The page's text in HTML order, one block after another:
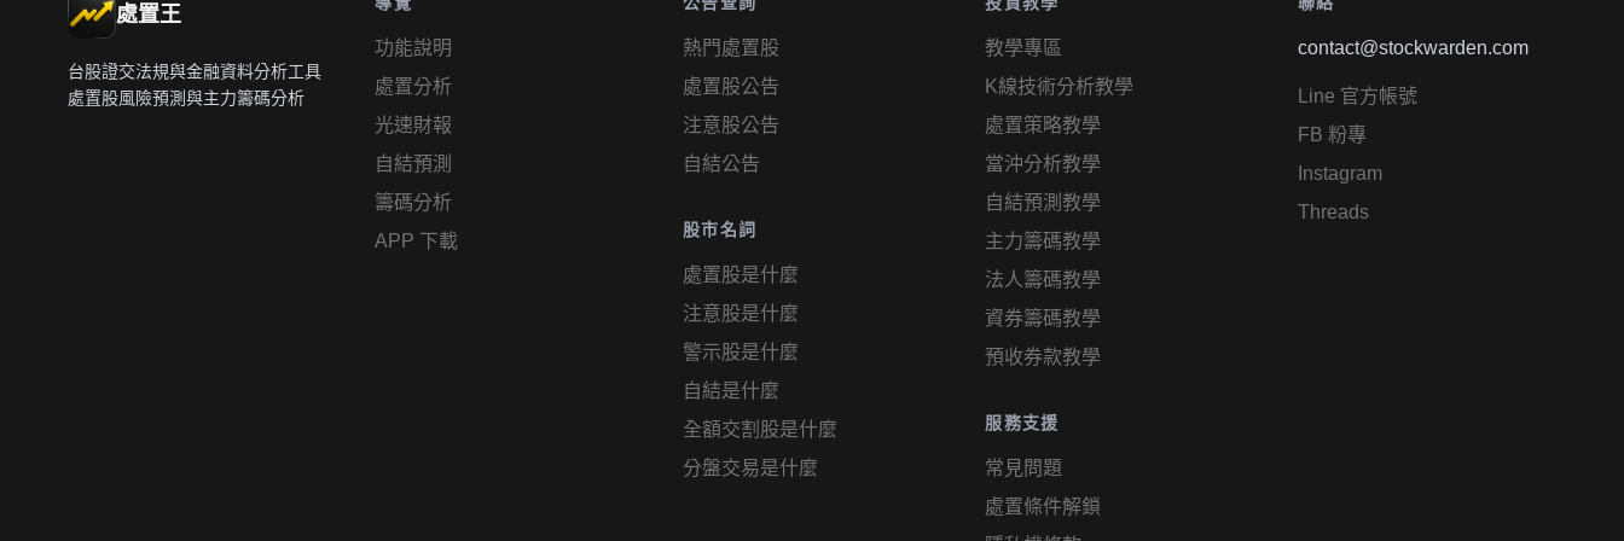
處置王
台股證交法規與金融資料分析工具
處置股風險預測與主力籌碼分析
功能說明
處置分析
光速財報
自結預測
籌碼分析
APP 下載
熱門處置股
處置股公告
注意股公告
自結公告
股市名詞
處置股是什麼
注意股是什麼
警示股是什麼
自結是什麼
全額交割股是什麼
分盤交易是什麼
教學專區
K線技術分析教學
處置策略教學
當沖分析教學
自結預測教學
主力籌碼教學
法人籌碼教學
資券籌碼教學
預收券款教學
服務支援
常見問題
處置條件解鎖
contact@stockwarden.com
Line 官方帳號
FB 粉專
Instagram
Threads